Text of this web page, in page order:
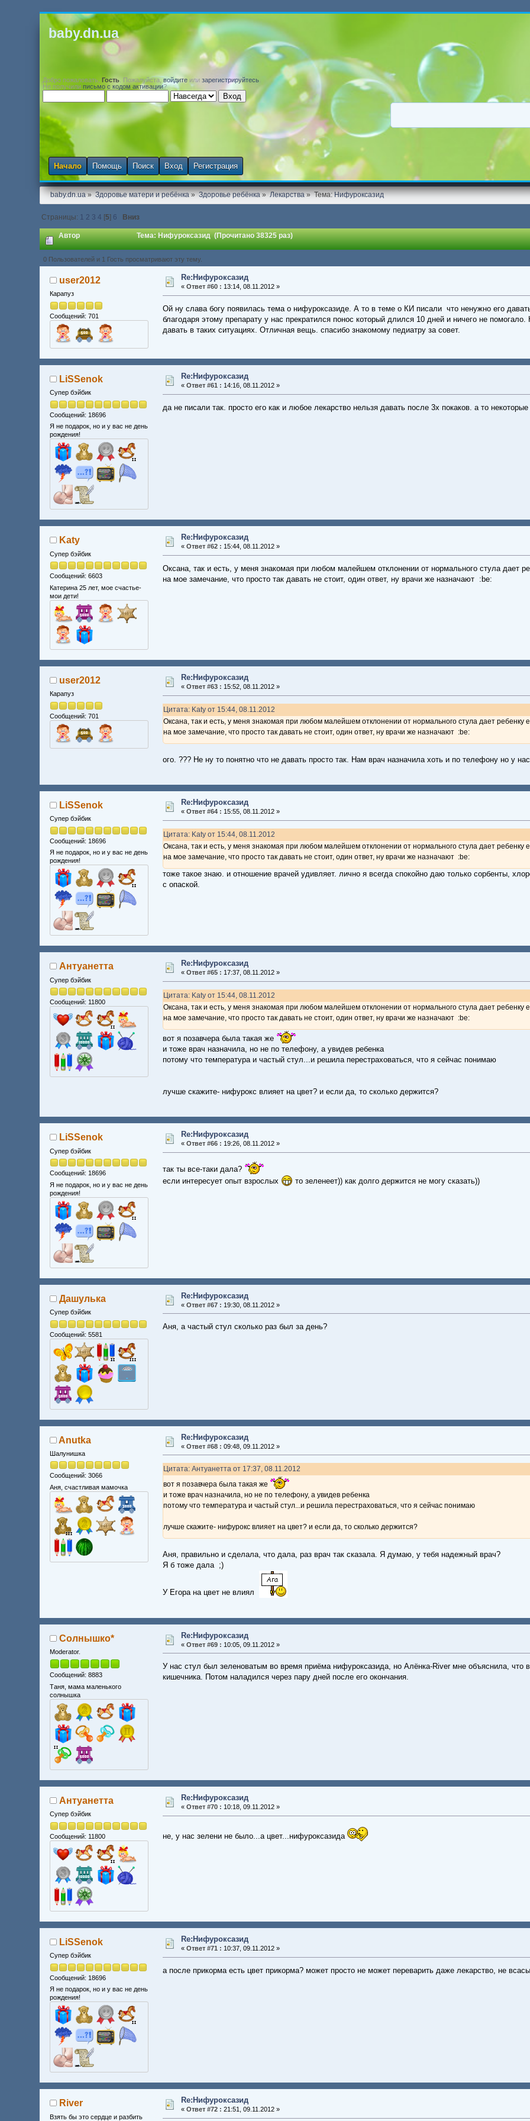
baby.dn.ua
Добро пожаловать,Гость . Пожалуйста,войдите илизарегистрируйтесь
Не получилиписьмо с кодом активации?
Начало Помощь Поиск Вход Регистрация
baby.dn.ua» Здоровье матери и ребёнка» Здоровье ребёнка» Лекарства» Тема:Нифуроксазид
Страницы: 1 2 3 4 [5] 6 Вниз
Автор Тема: Нифуроксазид (Прочитано 38325 раз)
0 Пользователей и 1 Гость просматривают эту тему.
user2012
Карапуз
Сообщений: 701
Re:Нифуроксазид
« Ответ #60 : 13:14, 08.11.2012 »
Ой ну слава богу появилась тема о нифуроксазиде. А то в теме о КИ писали что ненужно его
благодаря этому препарату у нас прекратился понос который длился 10 дней и ничего не
давать в таких ситуациях. Отличная вещь. спасибо знакомому педиатру за совет.
LiSSenok
Супер бэйбик
Сообщений: 18696
Я не подарок, но и у вас не день
рождения!
Re:Нифуроксазид
« Ответ #61 : 14:16, 08.11.2012 »
да не писали так. просто его как и любое лекарство нельзя давать после 3х покаков. а то
Katy
Супер бэйбик
Сообщений: 6603
Катерина 25 лет, мое счастье-
мои дети!
Re:Нифуроксазид
« Ответ #62 : 15:44, 08.11.2012 »
Оксана, так и есть, у меня знакомая при любом малейшем отклонении от нормального стула дает
на мое замечание, что просто так давать не стоит, один ответ, ну врачи же назначают :be:
user2012
Карапуз
Сообщений: 701
Re:Нифуроксазид
« Ответ #63 : 15:52, 08.11.2012 »
Цитата: Katy от 15:44, 08.11.2012
Оксана, так и есть, у меня знакомая при любом малейшем отклонении от нормального стула дает ребенку
на мое замечание, что просто так давать не стоит, один ответ, ну врачи же назначают :be:
ого. ??? Не ну то понятно что не давать просто так. Нам врач назначила хоть и по телефону но у
LiSSenok
Супер бэйбик
Сообщений: 18696
Я не подарок, но и у вас не день
рождения!
Re:Нифуроксазид
« Ответ #64 : 15:55, 08.11.2012 »
Цитата: Katy от 15:44, 08.11.2012
Оксана, так и есть, у меня знакомая при любом малейшем отклонении от нормального стула дает ребенку
на мое замечание, что просто так давать не стоит, один ответ, ну врачи же назначают :be:
тоже такое знаю. и отношение врачей удивляет. лично я всегда спокойно даю только сорбенты,
с опаской.
Антуанетта
Супер бэйбик
Сообщений: 11800
Re:Нифуроксазид
« Ответ #65 : 17:37, 08.11.2012 »
Цитата: Katy от 15:44, 08.11.2012
Оксана, так и есть, у меня знакомая при любом малейшем отклонении от нормального стула дает ребенку
на мое замечание, что просто так давать не стоит, один ответ, ну врачи же назначают :be:
вот я позавчера была такая же
и тоже врач назначила, но не по телефону, а увидев ребенка
потому что температура и частый стул...и решила перестраховаться, что я сейчас понимаю
лучше скажите- нифурокс влияет на цвет? и если да, то сколько держится?
LiSSenok
Супер бэйбик
Сообщений: 18696
Я не подарок, но и у вас не день
рождения!
Re:Нифуроксазид
« Ответ #66 : 19:26, 08.11.2012 »
так ты все-таки дала?
если интересует опыт взрослых
то зеленеет)) как долго держится не могу сказать))
Дашулька
Супер бэйбик
Сообщений: 5581
Re:Нифуроксазид
« Ответ #67 : 19:30, 08.11.2012 »
Аня, а частый стул сколько раз был за день?
Anutka
Шалунишка
Сообщений: 3066
Аня, счастливая мамочка
Re:Нифуроксазид
« Ответ #68 : 09:48, 09.11.2012 »
Цитата: Антуанетта от 17:37, 08.11.2012
вот я позавчера была такая же
и тоже врач назначила, но не по телефону, а увидев ребенка
потому что температура и частый стул...и решила перестраховаться, что я сейчас понимаю
лучше скажите- нифурокс влияет на цвет? и если да, то сколько держится?
Аня, правильно и сделала, что дала, раз врач так сказала. Я думаю, у тебя надежный врач?
Я б тоже дала ;)
У Егора на цвет не влиял
Солнышко*
Moderator.
Сообщений: 8883
Таня, мама маленького
солнышка
Re:Нифуроксазид
« Ответ #69 : 10:05, 09.11.2012 »
У нас стул был зеленоватым во время приёма нифуроксазида, но Алёнка-River мне объяснила, что
кишечника. Потом наладился через пару дней после его окончания.
Антуанетта
Супер бэйбик
Сообщений: 11800
Re:Нифуроксазид
« Ответ #70 : 10:18, 09.11.2012 »
не, у нас зелени не было...а цвет...нифуроксазида
LiSSenok
Супер бэйбик
Сообщений: 18696
Я не подарок, но и у вас не день
рождения!
Re:Нифуроксазид
« Ответ #71 : 10:37, 09.11.2012 »
а после прикорма есть цвет прикорма? может просто не может переварить даже лекарство, не
River
Взять бы это сердце и разбить
Re:Нифуроксазид
« Ответ #72 : 21:51, 09.11.2012 »